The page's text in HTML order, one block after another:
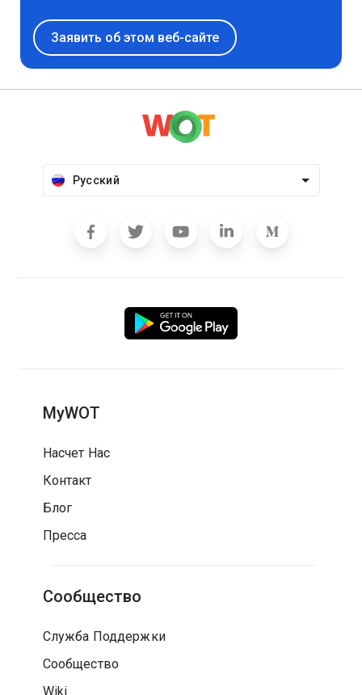
Заявить об этом веб-сайте
Русский
MyWOT
Насчет Нас
Контакт
Блог
Пресса
Сообщество
Служба Поддержки
Сообщество
Wiki